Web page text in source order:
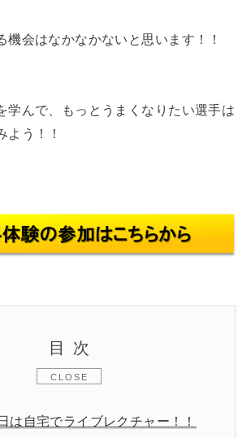
機会はなかなかないと思います！！
学んで、もっとうまくなりたい選手は
よう！！
目次
は自宅でライブレクチャー！！